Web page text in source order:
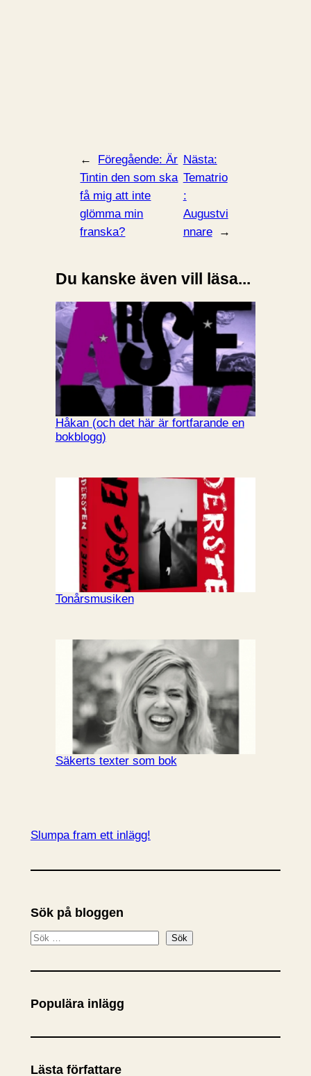
← Föregående:Är
Tintin den som ska
få mig att inte
glömma min
franska?
Nästa:
Tematrio
:
Augustvi
nnare
→
Du kanske även vill läsa...
Håkan (och det här är fortfarande en
bokblogg)
Tonårsmusiken
Säkerts texter som bok
Slumpa fram ett inlägg!
Sök på bloggen
S
k
Sök
Populära inlägg
Lästa författare